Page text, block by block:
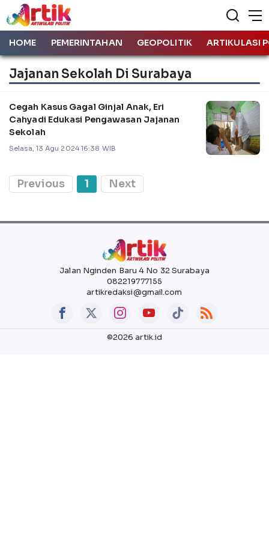
HOME PEMERINTAHAN GEOPOLITIK ARTIKULASI
Jajanan Sekolah Di Surabaya
Cegah Kasus Gagal Ginjal Anak, Eri
Cahyadi Edukasi Pengawasan Jajanan
Sekolah
Selasa, 13 Agu 2024 16:38 WIB
Previous 1 Next
Jalan Nginden Baru 4 No 32 Surabaya
082219777155
artikredaksi@gmail.com
©2026 artik.id